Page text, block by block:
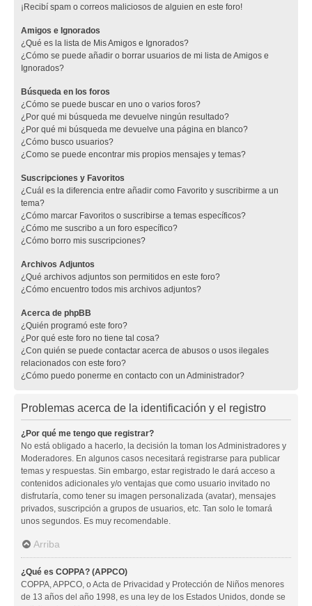
¡Recibí spam o correos maliciosos de alguien en este foro!
Amigos e Ignorados
¿Qué es la lista de Mis Amigos e Ignorados?
¿Cómo se puede añadir o borrar usuarios de mi lista de Amigos e
Ignorados?
Búsqueda en los foros
¿Cómo se puede buscar en uno o varios foros?
¿Por qué mi búsqueda me devuelve ningún resultado?
¿Por qué mi búsqueda me devuelve una página en blanco?
¿Cómo busco usuarios?
¿Como se puede encontrar mis propios mensajes y temas?
Suscripciones y Favoritos
¿Cuál es la diferencia entre añadir como Favorito y suscribirme a un
tema?
¿Cómo marcar Favoritos o suscribirse a temas específicos?
¿Cómo me suscribo a un foro específico?
¿Cómo borro mis suscripciones?
Archivos Adjuntos
¿Qué archivos adjuntos son permitidos en este foro?
¿Cómo encuentro todos mis archivos adjuntos?
Acerca de phpBB
¿Quién programó este foro?
¿Por qué este foro no tiene tal cosa?
¿Con quién se puede contactar acerca de abusos o usos ilegales
relacionados con este foro?
¿Cómo puedo ponerme en contacto con un Administrador?
Problemas acerca de la identificación y el registro
¿Por qué me tengo que registrar?
No está obligado a hacerlo, la decisión la toman los Administradores y
Moderadores. En algunos casos necesitará registrarse para publicar
temas y respuestas. Sin embargo, estar registrado le dará acceso a
contenidos adicionales y/o ventajas que como usuario invitado no
disfrutaría, como tener su imagen personalizada (avatar), mensajes
privados, suscripción a grupos de usuarios, etc. Tan solo le tomará
unos segundos. Es muy recomendable.
Arriba
¿Qué es COPPA? (APPCO)
COPPA, APPCO, o Acta de Privacidad y Protección de Niños menores
de 13 años del año 1998, es una ley de los Estados Unidos, donde se